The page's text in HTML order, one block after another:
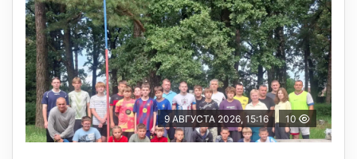
9 АВГУСТА 2026, 15:16 10